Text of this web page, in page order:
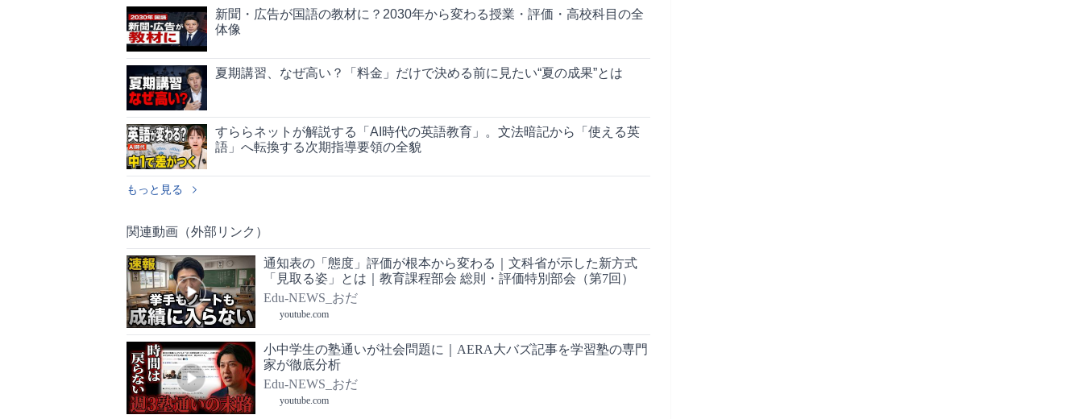
新聞・広告が国語の教材に？2030年から変わる授業・評価・高校科目の全
体像
夏期講習、なぜ高い？「料金」だけで決める前に見たい“夏の成果”とは
すららネットが解説する「AI時代の英語教育」。文法暗記から「使える英
語」へ転換する次期指導要領の全貌
もっと見る
関連動画（外部リンク）
通知表の「態度」評価が根本から変わる｜文科省が示した新方式
「見取る姿」とは｜教育課程部会 総則・評価特別部会（第7回）
Edu-NEWS_おだ
youtube.com
小中学生の塾通いが社会問題に｜AERA大バズ記事を学習塾の専門
家が徹底分析
Edu-NEWS_おだ
youtube.com